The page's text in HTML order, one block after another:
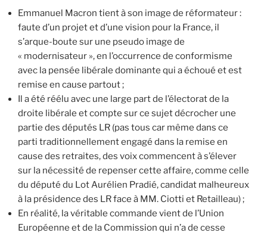
Emmanuel Macron tient à son image de réformateur :
faute d’un projet et d’une vision pour la France, il
s’arque-boute sur une pseudo image de
« modernisateur », en l’occurrence de conformisme
avec la pensée libérale dominante qui a échoué et est
remise en cause partout ;
Il a été réélu avec une large part de l’électorat de la
droite libérale et compte sur ce sujet décrocher une
partie des députés LR (pas tous car même dans ce
parti traditionnellement engagé dans la remise en
cause des retraites, des voix commencent à s’élever
sur la nécessité de repenser cette affaire, comme celle
du député du Lot Aurélien Pradié, candidat malheureux
à la présidence des LR face à MM. Ciotti et Retailleau) ;
En réalité, la véritable commande vient de l’Union
Européenne et de la Commission qui n’a de cesse